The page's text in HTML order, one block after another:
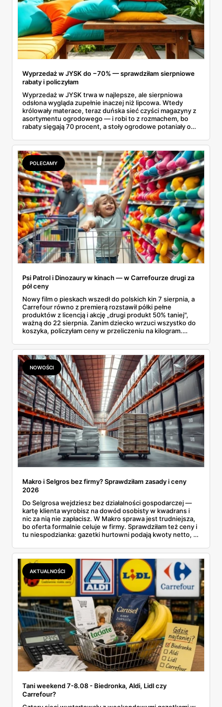
Wyprzedaż w JYSK do −70% — sprawdziłam sierpniowe
rabaty i policzyłam
Wyprzedaż w JYSK trwa w najlepsze, ale sierpniowa
odsłona wygląda zupełnie inaczej niż lipcowa. Wtedy
królowały materace, teraz duńska sieć czyści magazyny z
asortymentu ogrodowego — i robi to z rozmachem, bo
rabaty sięgają 70 procent, a stoły ogrodowe potaniały o
wyprzedażową pozycja po pozycji i wybrałam rzeczy, przy
których przecena jest realna, a nie tylko marketingowa.
Kilka z nich kończy się szybciej, niż zapowiada kalendarz.
POLECAMY
Psi Patrol i Dinozaury w kinach — w Carrefourze drugi za
pół ceny
Nowy film o pieskach wszedł do polskich kin 7 sierpnia, a
Carrefour równo z premierą rozstawił półki pełne
produktów z licencją i akcję „drugi produkt 50% taniej",
ważną do 22 sierpnia. Zanim dziecko wrzuci wszystko do
koszyka, policzyłam ceny w przeliczeniu na kilogram.
prawie 140 zł za kilogram, ale lody do mrożenia i rurki
waflowe bronią się nawet bez rabatu.
NOWOŚCI
Makro i Selgros bez firmy? Sprawdziłam zasady i ceny
2026
Do Selgrosa wejdziesz bez działalności gospodarczej —
kartę klienta wyrobisz na dowód osobisty w kwadrans i
nic za nią nie zapłacisz. W Makro sprawa jest trudniejsza,
bo oferta formalnie celuje w firmy. Sprawdziłam też ceny i
tu niespodzianka: gazetki hurtowni podają kwoty netto, a
zawsze wygrywa — ta sama kawa ziarnista kosztuje w
Makro ponad dwa razy więcej niż w weekendowej
promocji dyskontu.
AKTUALNOŚCI
Tani weekend 7-8.08 - Biedronka, Aldi, Lidl czy
Carrefour?